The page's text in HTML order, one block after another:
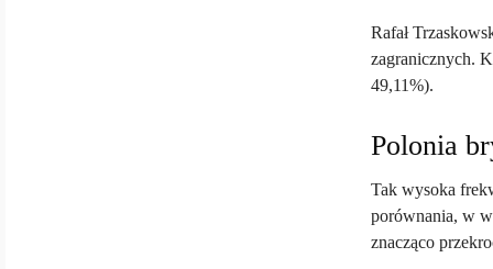
Rafał
zagranicznych.
49,11%).
Polonia
Tak wysoka
porównania, w
znacząco